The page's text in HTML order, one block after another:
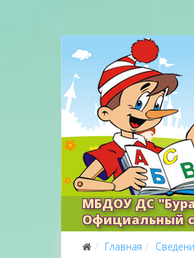
МБДОУ ДС
Официальный
Главная